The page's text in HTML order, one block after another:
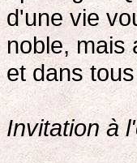
d'une vie
noble, mais
et dans
Invitation à